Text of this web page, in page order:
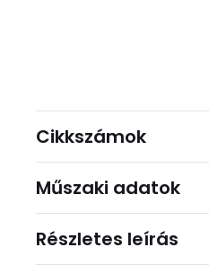
Cikkszámok
Műszaki adatok
Részletes leírás